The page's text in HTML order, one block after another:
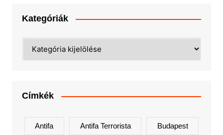
Kategóriák
Címkék
Antifa Antifa Terrorista Budapest